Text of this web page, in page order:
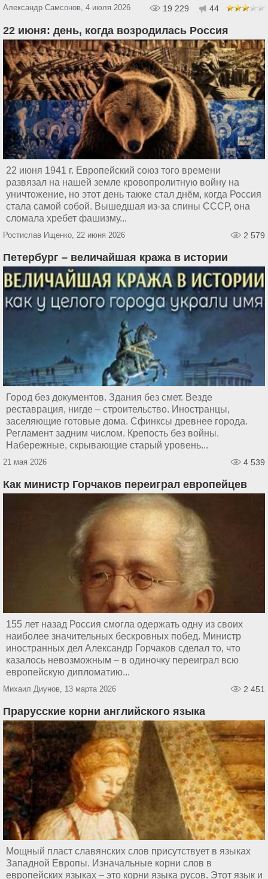
Александр Самсонов, 4 июля 2026 19 229 44
22 июня: день, когда возродилась Россия
22 июня 1941 г. Европейский союз того времени
развязал на нашей земле кровопролитную войну на
уничтожение, но этот день также стал днём, когда Россия
стала самой собой. Вышедшая из-за спины СССР, она
сломала хребет фашизму...
Ростислав Ищенко, 22 июня 2026 2 579
Петербург – величайшая кража в истории
Город без документов. Здания без смет. Везде
реставрация, нигде – строительство. Иностранцы,
заселяющие готовые дома. Сфинксы древнее города.
Регламент задним числом. Крепость без войны.
Набережные, скрывающие старый уровень...
21 мая 2026 4 539
Как министр Горчаков переиграл европейцев
155 лет назад Россия смогла одержать одну из своих
наиболее значительных бескровных побед. Министр
иностранных дел Александр Горчаков сделал то, что
казалось невозможным – в одиночку переиграл всю
европейскую дипломатию...
Михаил Диунов, 13 марта 2026 2 451
Прарусские корни английского языка
Мощный пласт славянских слов присутствует в языках
Западной Европы. Изначальные корни слов в
европейских языках – это корни языка русов. Этот язык и